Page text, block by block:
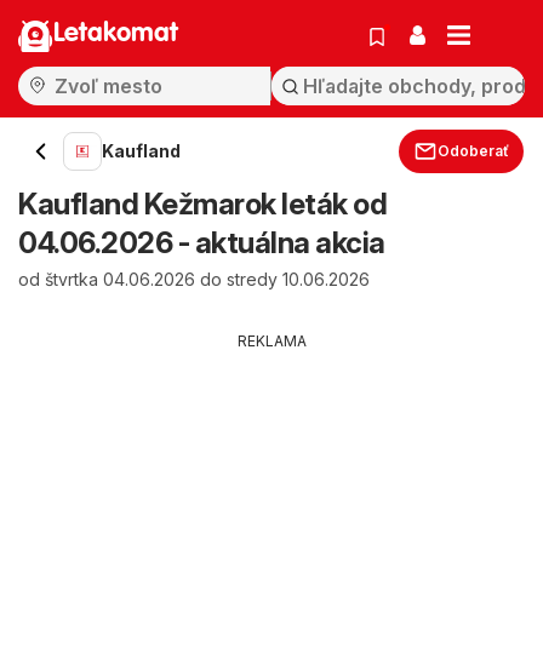
Letakomat
Kaufland Odoberať
Kaufland Kežmarok leták od
04.06.2026 - aktuálna akcia
od štvrtka 04.06.2026 do stredy 10.06.2026
REKLAMA